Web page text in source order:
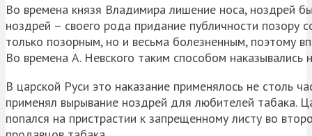
Во времена князя Владимира лишение носа, ноздрей
ноздрей – своего рода придание публичности позору
только позорным, но и весьма болезненным, поэтому
Во времена А. Невского таким способом наказывались
В царской Руси это наказание применялось не столь
применял вырывание ноздрей для любителей табака.
попался на пристрастии к запрещенному листу во